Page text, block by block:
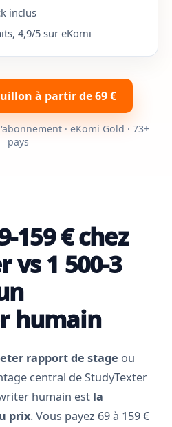
inclus
4,9/5 sur eKomi
à partir de 69 €
· eKomi Gold · 73+
pays
159 € chez
vs 1 500-3
humain
rapport de stage ou
central de StudyTexter
humain est la
prix. Vous payez 69 à 159 €